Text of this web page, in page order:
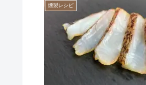
燻製レシピ